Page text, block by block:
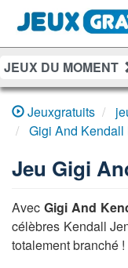
JEUX DU MOMENT
DAMES RAMI
Jeuxgratuits
Gigi And Kendall
Jeu Gigi
Avec Gigi And
célèbres Kendall
totalement branché !